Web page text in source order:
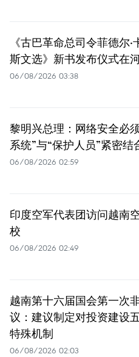
《古巴革命总司令菲德尔·
斯文选》新书发布仪式在
06/08/2026 03:38
黎明兴总理：网络安全必
系统”与“保护人员”紧密结
06/08/2026 02:59
印度空军代表团访问越南
校
06/08/2026 02:49
越南第十六届国会第一次
议：建议制定对投资建设
特殊机制
06/08/2026 02:03